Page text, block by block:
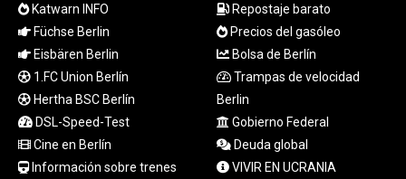
PLN 4.299905
PYG
6853.914834
QAR 4.213648
RON 5.244583
RUB 94.338828
RWF
1694.978938
Katwarn INFO
Füchse Berlin
Eisbären Berlin
1.FC Union Berlín
Hertha BSC Berlín
DSL-Speed-Test
Cine en Berlín
Información sobre trenes
Repostaje barato
Precios del gasóleo
Bolsa de Berlín
Trampas de velocidad
Berlin
Gobierno Federal
Deuda global
VIVIR EN UCRANIA